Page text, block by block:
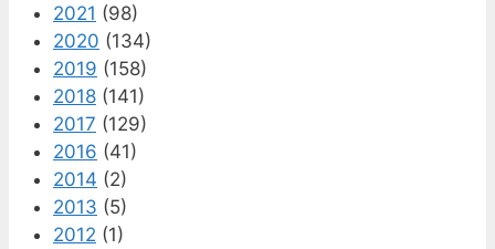
2021 (98)
2020 (134)
2019 (158)
2018 (141)
2017 (129)
2016 (41)
2014 (2)
2013 (5)
2012 (1)